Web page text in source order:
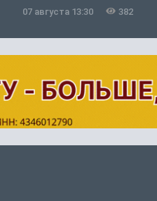
07 августа 13:30 382